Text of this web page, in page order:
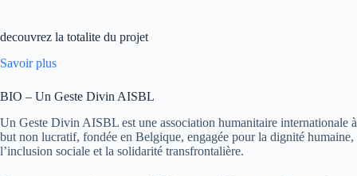
decouvrez la totalite du projet
Savoir plus
BIO – Un Geste Divin AISBL
Un Geste Divin AISBL est une association humanitaire internationale à
but non lucratif, fondée en Belgique, engagée pour la dignité humaine,
l’inclusion sociale et la solidarité transfrontalière.